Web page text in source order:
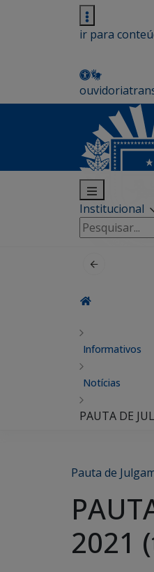
ir para
ouvidoria
Institucional
Pesquisar
por:
Informativos
Notícias
PAUTA DE
Pauta de
2021